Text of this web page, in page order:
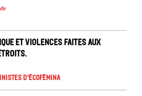
et violences faites aux
d'ÉcoFémina